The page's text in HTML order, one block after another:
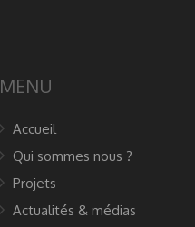
MENU
Accueil
Qui sommes nous ?
Projets
Actualités & médias